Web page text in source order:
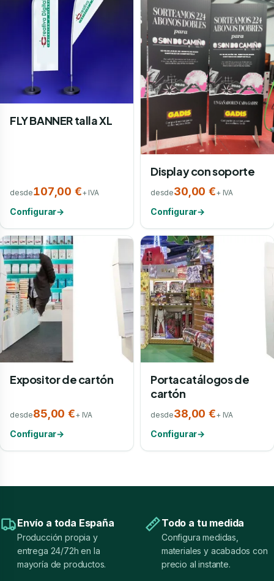
FLY BANNER talla XL
desde107,00 €+ IVA
Configurar→
Display con soporte
desde30,00 €+ IVA
Configurar→
Expositor de cartón
desde85,00 €+ IVA
Configurar→
Portacatálogos de
cartón
desde38,00 €+ IVA
Configurar→
Envío a toda España
Producción propia y
entrega 24/72h en la
mayoría de productos.
Todo a tu medida
Configura medidas,
materiales y acabados con
precio al instante.